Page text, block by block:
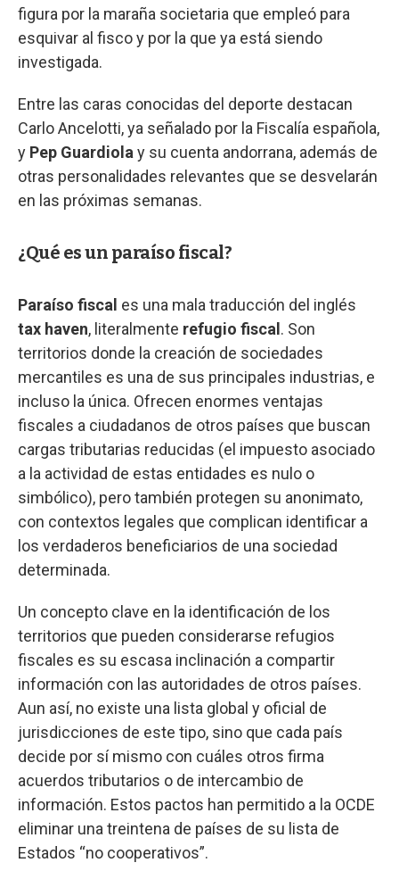
figura por la maraña societaria que empleó para
esquivar al fisco y por la que ya está siendo
investigada.
Entre las caras conocidas del deporte destacan
Carlo Ancelotti, ya señalado por la Fiscalía española,
y Pep Guardiola y su cuenta andorrana, además de
otras personalidades relevantes que se desvelarán
en las próximas semanas.
¿Qué es un paraíso fiscal?
Paraíso fiscal es una mala traducción del inglés
tax haven, literalmente refugio fiscal . Son
territorios donde la creación de sociedades
mercantiles es una de sus principales industrias, e
incluso la única. Ofrecen enormes ventajas
fiscales a ciudadanos de otros países que buscan
cargas tributarias reducidas (el impuesto asociado
a la actividad de estas entidades es nulo o
simbólico), pero también protegen su anonimato,
con contextos legales que complican identificar a
los verdaderos beneficiarios de una sociedad
determinada.
Un concepto clave en la identificación de los
territorios que pueden considerarse refugios
fiscales es su escasa inclinación a compartir
información con las autoridades de otros países.
Aun así, no existe una lista global y oficial de
jurisdicciones de este tipo, sino que cada país
decide por sí mismo con cuáles otros firma
acuerdos tributarios o de intercambio de
información. Estos pactos han permitido a la OCDE
eliminar una treintena de países de su lista de
Estados “no cooperativos”.